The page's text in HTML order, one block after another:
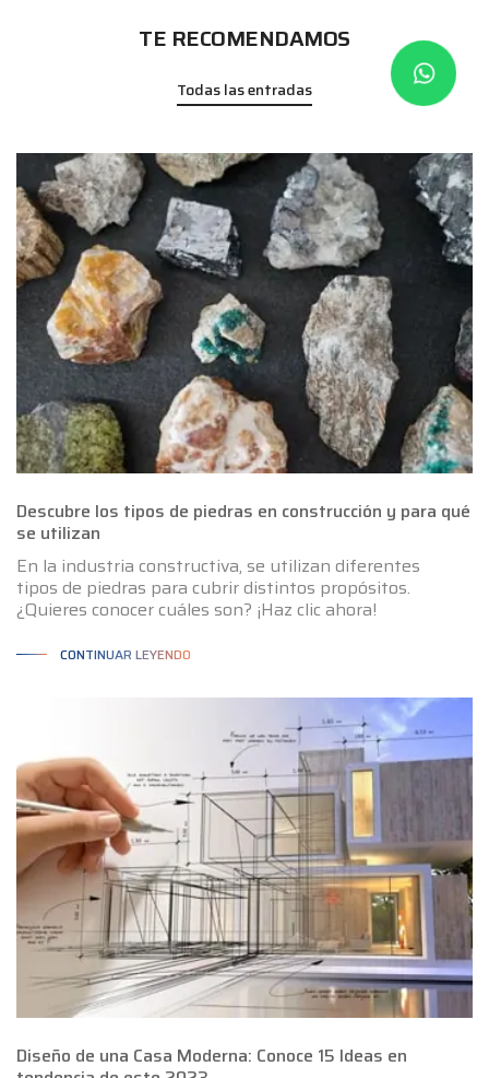
TE RECOMENDAMOS
Todas las entradas
Descubre los tipos de piedras en construcción y para qué
se utilizan
En la industria constructiva, se utilizan diferentes
tipos de piedras para cubrir distintos propósitos.
¿Quieres conocer cuáles son? ¡Haz clic ahora!
CONTINUAR LEYENDO
Diseño de una Casa Moderna: Conoce 15 Ideas en